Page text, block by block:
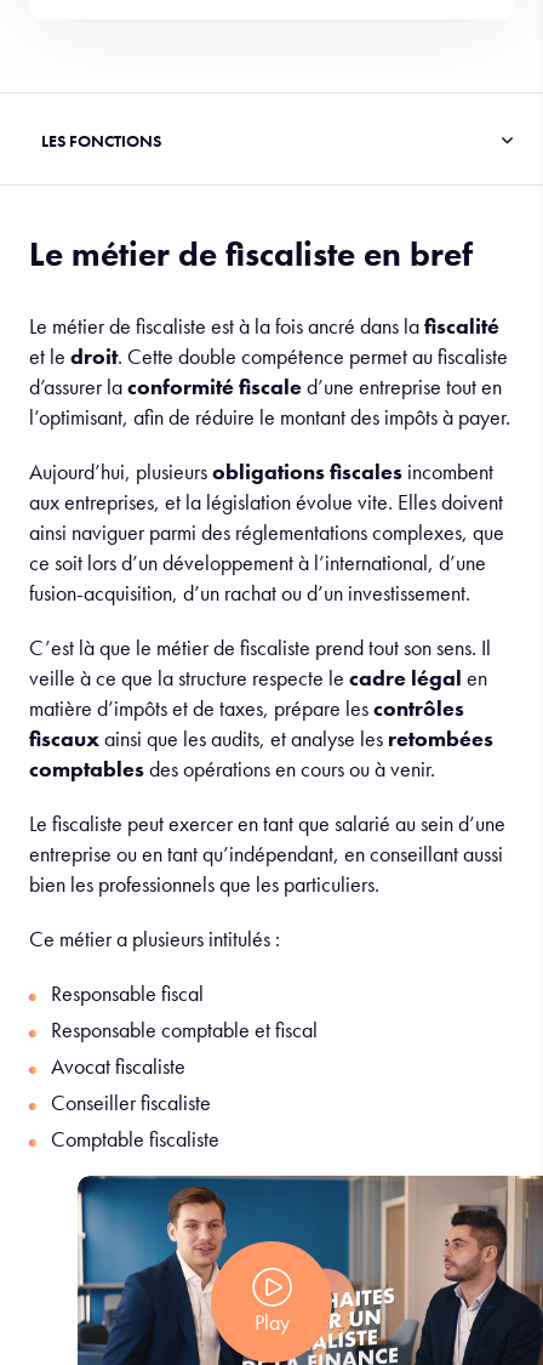
Le métier de fiscaliste en bref
Le métier de fiscaliste est à la fois ancré dans lafiscalité
et le droit. Cette double compétence permet au fiscaliste
d’assurer laconformité fiscaled’une entreprise tout en
l’optimisant, afin de réduire le montant des impôts à payer.
Aujourd’hui, plusieursobligations fiscales incombent
aux entreprises, et la législation évolue vite. Elles doivent
ainsi naviguer parmi des réglementations complexes, que
ce soit lors d’un développement à l’international, d’une
fusion-acquisition, d’un rachat ou d’un investissement.
C’est là que le métier de fiscaliste prend tout son sens. Il
veille à ce que la structure respecte le cadre légal en
matière d’impôts et de taxes, prépare lescontrôles
fiscauxainsi que les audits, et analyse les retombées
comptablesdes opérations en cours ou à venir.
Le fiscaliste peut exercer en tant que salarié au sein d’une
entreprise ou en tant qu’indépendant, en conseillant aussi
bien les professionnels que les particuliers.
Ce métier a plusieurs intitulés :
Responsable fiscal
Responsable comptable et fiscal
Avocat fiscaliste
Conseiller fiscaliste
Comptable fiscaliste
Play